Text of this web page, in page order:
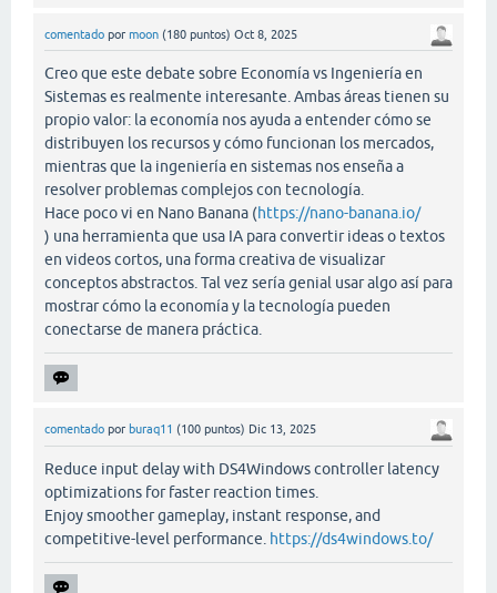
comentado por moon (180 puntos) Oct 8, 2025
Creo que este debate sobre Economía vs Ingeniería en
Sistemas es realmente interesante. Ambas áreas tienen su
propio valor: la economía nos ayuda a entender cómo se
distribuyen los recursos y cómo funcionan los mercados,
mientras que la ingeniería en sistemas nos enseña a
resolver problemas complejos con tecnología.
Hace poco vi en Nano Banana (https://nano-banana.io/
) una herramienta que usa IA para convertir ideas o textos
en videos cortos, una forma creativa de visualizar
conceptos abstractos. Tal vez sería genial usar algo así para
mostrar cómo la economía y la tecnología pueden
conectarse de manera práctica.
comentado por buraq11 (100 puntos) Dic 13, 2025
Reduce input delay with DS4Windows controller latency
optimizations for faster reaction times.
Enjoy smoother gameplay, instant response, and
competitive-level performance. https://ds4windows.to/